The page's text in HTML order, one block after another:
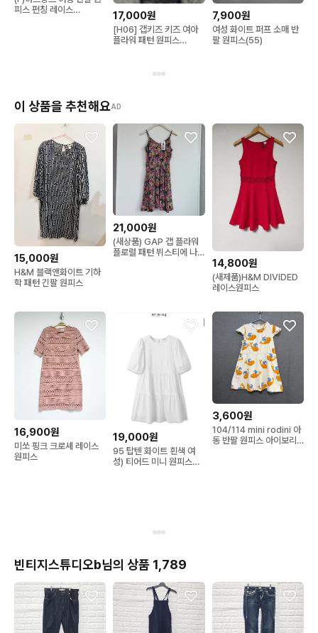
피스 펀칭 레이스
17,000원
[H06] 갭키즈 키즈 여아
플라워 패턴 원피스
7,900원
여성 화이트 퍼프 소매 반
팔 원피스(55)
이 상품을 추천해요AD
15,000원
H&M 블랙앤화이트 기하
학 패턴 긴팔 원피스
21,000원
(새상품) GAP 갭 플라워
플로럴 패턴 뷔스티에 나
14,800원
(새제품)H&M DIVIDED
레이스원피스
16,900원
미쏘 핑크 크로셰 레이스
원피스
19,000원
95 탑텐 화이트 흰색 여
성) 티어드 미니 원피스
3,600원
104/114 mini rodini 아
동 반팔 원피스 아이보리
빈티지스튜디오b님의 상품 1,789